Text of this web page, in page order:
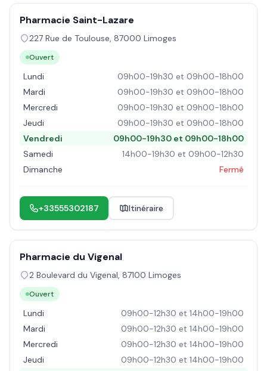
Pharmacie Saint-Lazare
227 Rue de Toulouse, 87000 Limoges
Ouvert
Lundi
09h00-19h30 et 09h00-18h00
Mardi
09h00-19h30 et 09h00-18h00
Mercredi
09h00-19h30 et 09h00-18h00
Jeudi
09h00-19h30 et 09h00-18h00
Vendredi
09h00-19h30 et 09h00-18h00
Samedi
14h00-19h30 et 09h00-12h30
Dimanche
Fermé
+33555302187 Itinéraire
Pharmacie du Vigenal
2 Boulevard du Vigenal, 87100 Limoges
Ouvert
Lundi
09h00-12h30 et 14h00-19h00
Mardi
09h00-12h30 et 14h00-19h00
Mercredi
09h00-12h30 et 14h00-19h00
Jeudi
09h00-12h30 et 14h00-19h00